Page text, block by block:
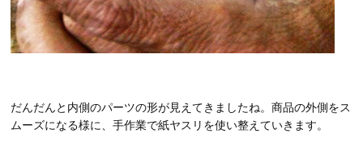
だんだんと内側のパーツの形が見えてきましたね。商品の外側をス
ムーズになる様に、手作業で紙ヤスリを使い整えていきます。